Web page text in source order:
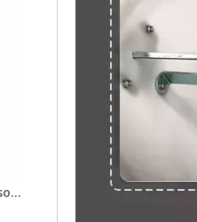
Ganado Cerdo Cabra Ovejas Piso de listones de plástico Aves de corral con fugas Piso de estiércol Tablero de estiércol con fugas de pollo de plástico Pato y ganso para gallinero Jaula para pollos LML-55